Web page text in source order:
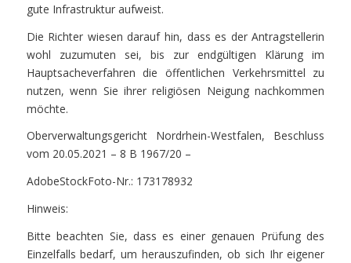
gute Infrastruktur aufweist.
Die Richter wiesen darauf hin, dass es der Antragstellerin
wohl zuzumuten sei, bis zur endgültigen Klärung im
Hauptsacheverfahren die öffentlichen Verkehrsmittel zu
nutzen, wenn Sie ihrer religiösen Neigung nachkommen
möchte.
Oberverwaltungsgericht Nordrhein-Westfalen, Beschluss
vom 20.05.2021 – 8 B 1967/20 –
AdobeStockFoto-Nr.: 173178932
Hinweis:
Bitte beachten Sie, dass es einer genauen Prüfung des
Einzelfalls bedarf, um herauszufinden, ob sich Ihr eigener